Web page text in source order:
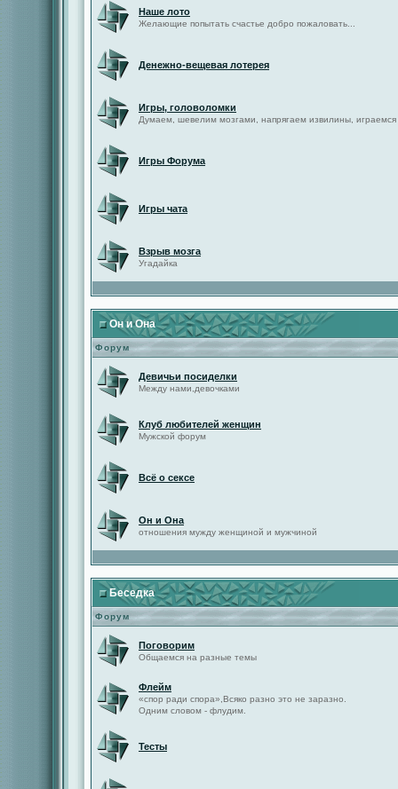
Наше лото
Желающие попытать счастье добро пожаловать...
Денежно-вещевая лотерея
Игры, головоломки
Думаем, шевелим мозгами, напрягаем извилины,
Игры Форума
Игры чата
Взрыв мозга
Угадайка
Он и Она
Форум
Девичьи посиделки
Между нами,девочками
Клуб любителей женщин
Мужской форум
Всё о сексе
Он и Она
отношения мужду женщиной и мужчиной
Беседка
Форум
Поговорим
Общаемся на разные темы
Флейм
«спор ради спора»,Всяко разно это не заразно.
Одним словом - флудим.
Тесты